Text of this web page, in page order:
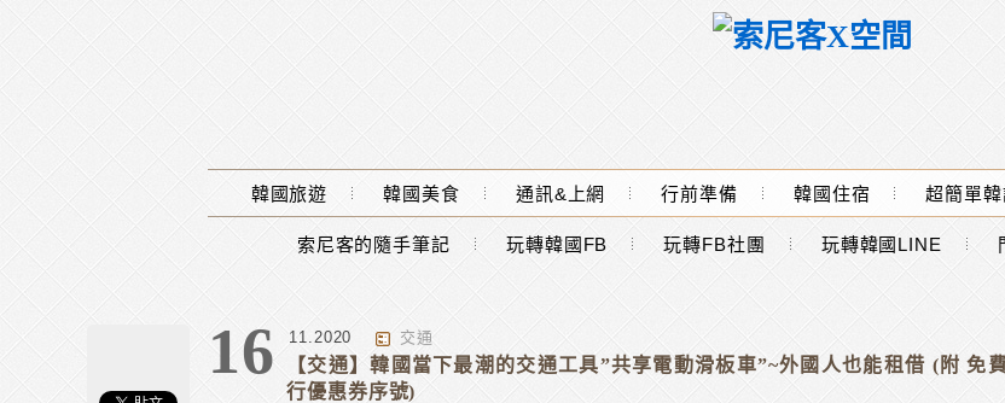
Main Menu
韓國旅遊 韓國美食 通訊&上網 行前準備 韓國住宿 超簡單
索尼客的隨手筆記 玩轉韓國FB 玩轉FB社團 玩轉韓國LINE
16 11.2020 交通
【交通】韓國當下最潮的交通工具”共享電動滑板車”~外國人也能租借 (附 免
行優惠券序號)